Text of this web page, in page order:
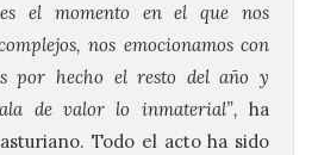
el momento en el que nos
nos emocionamos con
por hecho el resto del año y
de valor lo inmaterial”, ha
Todo el acto ha sido